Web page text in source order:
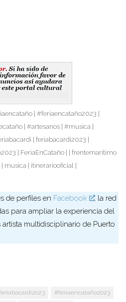
| #feriaencataño2023 |
| #artesanos | #musica |
| feriabacardi2023 |
| FeriaEnCataño | | frentemaritimo
musica | itinerariooficial |
de perfiles en Facebook
, la red
para ampliar la experiencia del
artista multidisciplinario de Puerto
#feriaencataño2023